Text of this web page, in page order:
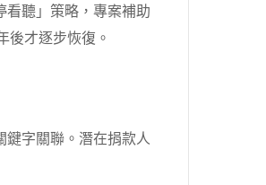
聽」策略，專案補助
後才逐步恢復。
字關聯。潛在捐款人